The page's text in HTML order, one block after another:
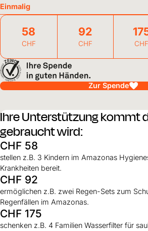
Einmalig
58
CHF
92
CHF CHF
Zur Spende
Ihre Unterstützung kommt
gebraucht wird:
CHF 58
stellen z.B. 3 Kindern im Amazonas
Krankheiten bereit.
CHF 92
ermöglichen z.B. zwei Regen-Sets zum
Regenfällen im Amazonas.
CHF 175
schenken z.B. 4 Familien Wasserfilter für